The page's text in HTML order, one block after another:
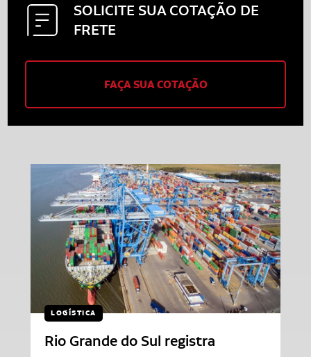
SOLICITE SUACOTAÇÃO DE
FRETE
FAÇA SUA COTAÇÃO
LOGÍSTICA
Rio Grande do Sul registra